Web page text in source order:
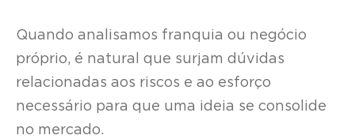
Quando analisamos franquia ou negócio
próprio, é natural que surjam dúvidas
relacionadas aos riscos e ao esforço
necessário para que uma ideia se consolide
no mercado.